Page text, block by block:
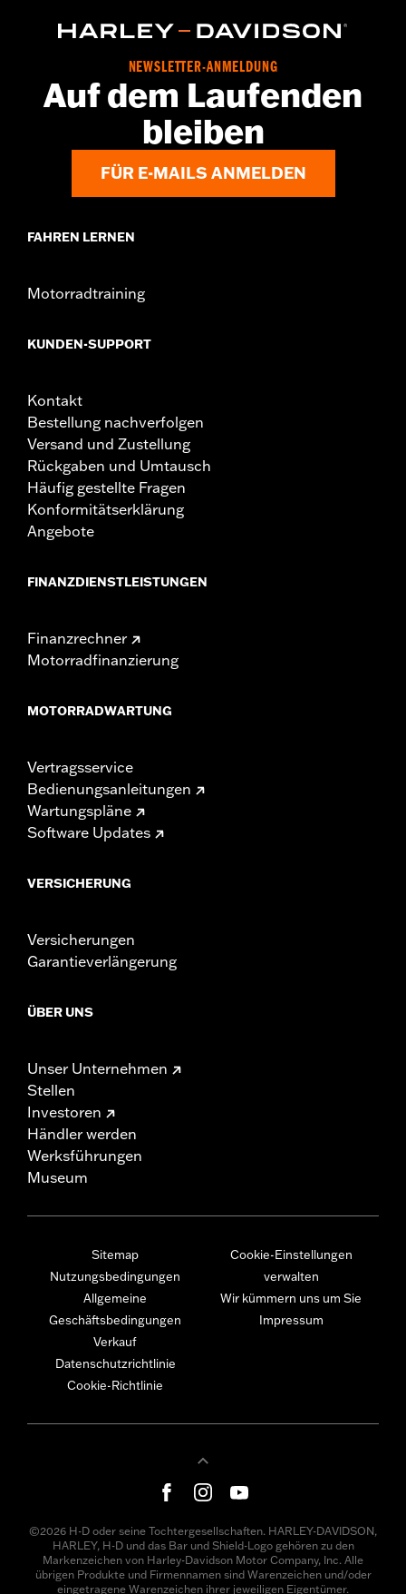
NEWSLETTER-ANMELDUNG
Auf dem Laufenden
bleiben
FÜR E-MAILS ANMELDEN
FAHREN LERNEN
Motorradtraining
KUNDEN-SUPPORT
Kontakt
Bestellung nachverfolgen
Versand und Zustellung
Rückgaben und Umtausch
Häufig gestellte Fragen
Konformitätserklärung
Angebote
FINANZDIENSTLEISTUNGEN
Finanzrechner
Motorradfinanzierung
MOTORRADWARTUNG
Vertragsservice
Bedienungsanleitungen
Wartungspläne
Software Updates
VERSICHERUNG
Versicherungen
Garantieverlängerung
ÜBER UNS
Unser Unternehmen
Stellen
Investoren
Händler werden
Werksführungen
Museum
Sitemap
Nutzungsbedingungen
Allgemeine
Geschäftsbedingungen
Verkauf
Datenschutzrichtlinie
Cookie-Richtlinie
Cookie-Einstellungen
verwalten
Wir kümmern uns um Sie
Impressum
©2026 H-D oder seine Tochtergesellschaften. HARLEY-DAVIDSON,
HARLEY, H-D und das Bar und Shield-Logo gehören zu den
Markenzeichen von Harley-Davidson Motor Company, Inc. Alle
übrigen Produkte und Firmennamen sind Warenzeichen und/oder
eingetragene Warenzeichen ihrer jeweiligen Eigentümer.